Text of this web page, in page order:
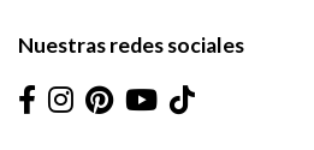
Nuestras redes sociales